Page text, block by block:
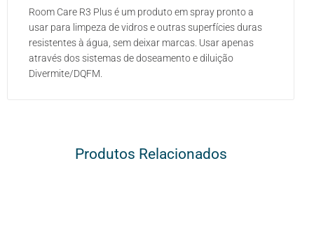
Room Care R3 Plus é um produto em spray pronto a
usar para limpeza de vidros e outras superfícies duras
resistentes à água, sem deixar marcas. Usar apenas
através dos sistemas de doseamento e diluição
Divermite/DQFM.
Produtos Relacionados